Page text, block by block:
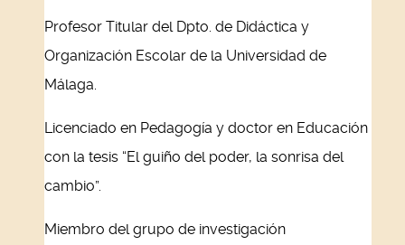
Profesor Titular del Dpto. de Didáctica y
Organización Escolar de la Universidad de
Málaga.
Licenciado en Pedagogía y doctor en Educación
con la tesis “El guiño del poder, la sonrisa del
cambio”.
Miembro del grupo de investigación